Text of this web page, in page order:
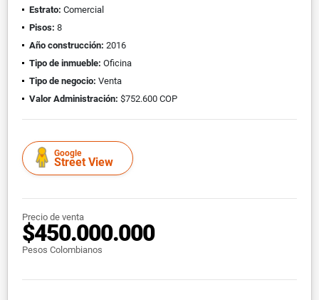
Estrato: Comercial
Pisos: 8
Año construcción: 2016
Tipo de inmueble: Oficina
Tipo de negocio: Venta
Valor Administración: $752.600 COP
Google
Street View
Precio de venta
$450.000.000
Pesos Colombianos